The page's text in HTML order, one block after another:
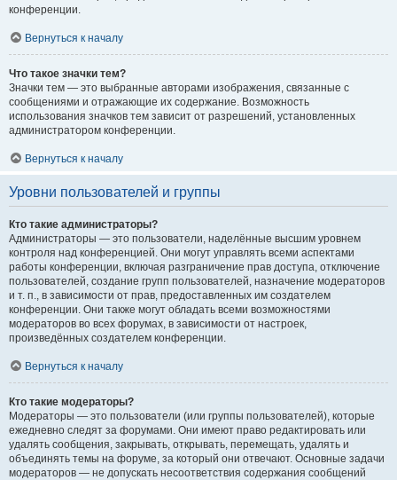
конференции.
Вернуться к началу
Что такое значки тем?
Значки тем — это выбранные авторами изображения, связанные с
сообщениями и отражающие их содержание. Возможность
использования значков тем зависит от разрешений, установленных
администратором конференции.
Вернуться к началу
Уровни пользователей и группы
Кто такие администраторы?
Администраторы — это пользователи, наделённые высшим уровнем
контроля над конференцией. Они могут управлять всеми аспектами
работы конференции, включая разграничение прав доступа, отключение
пользователей, создание групп пользователей, назначение модераторов
и т. п., в зависимости от прав, предоставленных им создателем
конференции. Они также могут обладать всеми возможностями
модераторов во всех форумах, в зависимости от настроек,
произведённых создателем конференции.
Вернуться к началу
Кто такие модераторы?
Модераторы — это пользователи (или группы пользователей), которые
ежедневно следят за форумами. Они имеют право редактировать или
удалять сообщения, закрывать, открывать, перемещать, удалять и
объединять темы на форуме, за который они отвечают. Основные задачи
модераторов — не допускать несоответствия содержания сообщений